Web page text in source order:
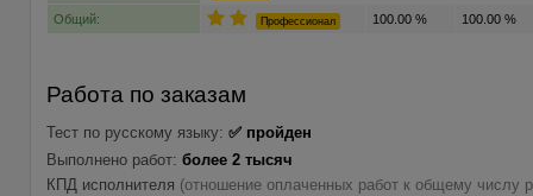
Общий: Профессионал 100.00 % 100.00 %
Работа по заказам
Тест по русскому языку: ✅ пройден
Выполнено работ: более 2 тысяч
КПД исполнителя (отношение оплаченных работ к общему числу